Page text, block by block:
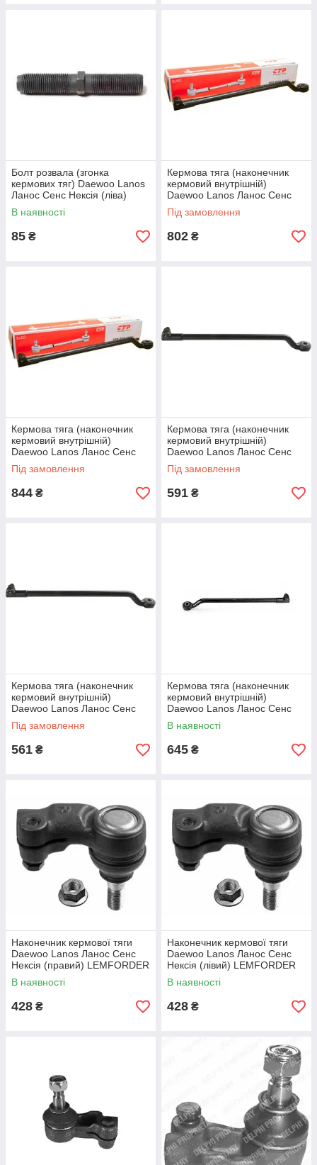
Болт розвала (згонка
кермових тяг) Daewoo Lanos
Ланос Сенс Нексія (ліва)
Корея
В наявності
85 ₴
Кермова тяга (наконечник
кермовий внутрішній)
Daewoo Lanos Ланос Сенс
Нексія (права) CTR
Під замовлення
802 ₴
Кермова тяга (наконечник
кермовий внутрішній)
Daewoo Lanos Ланос Сенс
Нексія (ліва) CTR
Під замовлення
844 ₴
Кермова тяга (наконечник
кермовий внутрішній)
Daewoo Lanos Ланос Сенс
Нексія (права) FSO
Під замовлення
591 ₴
Кермова тяга (наконечник
кермовий внутрішній)
Daewoo Lanos Ланос Сенс
Нексія (ліва) FSO
Під замовлення
561 ₴
Кермова тяга (наконечник
кермовий внутрішній)
Daewoo Lanos Ланос Сенс
Нексія (права) AURORA
В наявності
645 ₴
Наконечник кермової тяги
Daewoo Lanos Ланос Сенс
Нексія (правий) LEMFORDER
В наявності
428 ₴
Наконечник кермової тяги
Daewoo Lanos Ланос Сенс
Нексія (лівий) LEMFORDER
В наявності
428 ₴